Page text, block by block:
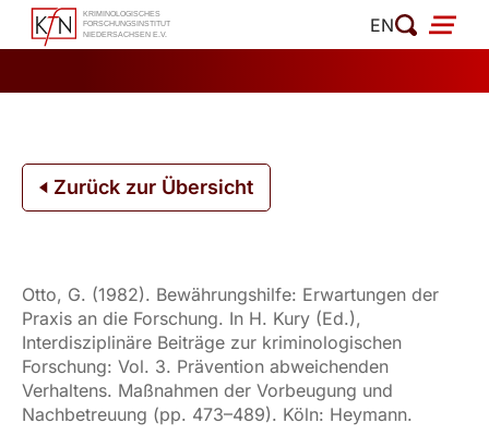
Zum
Inhalt
EN
Zurück zur Übersicht
Otto, G. (1982). Bewährungshilfe: Erwartungen der
Praxis an die Forschung. In H. Kury (Ed.),
Interdisziplinäre Beiträge zur kriminologischen
Forschung: Vol. 3. Prävention abweichenden
Verhaltens. Maßnahmen der Vorbeugung und
Nachbetreuung (pp. 473–489). Köln: Heymann.